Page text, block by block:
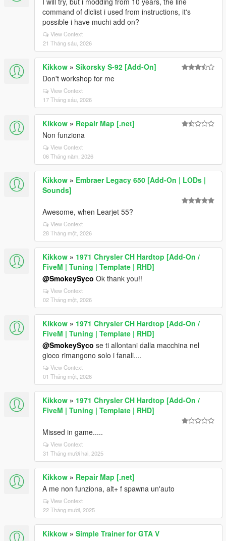
command of dlclist i used from instructions, it's
possible i have muchi add on?
View Context
21 Tháng sáu, 2026
Kikkow » Sikorsky S-92 [Add-On]
Don't workshop for me
View Context
17 Tháng sáu, 2026
Kikkow » Repair Map [.net]
Non funziona
View Context
06 Tháng năm, 2026
Kikkow » Embraer Legacy 650 [Add-On | LODs |
Sounds]
Awesome, when Learjet 55?
View Context
28 Tháng một, 2026
Kikkow » 1971 Chrysler CH Hardtop [Add-On /
FiveM | Tuning | Template | RHD]
@SmokeySyco Ok thank you!!
View Context
02 Tháng một, 2026
Kikkow » 1971 Chrysler CH Hardtop [Add-On /
FiveM | Tuning | Template | RHD]
@SmokeySyco se ti allontani dalla macchina nel
gioco rimangono solo i fanali....
View Context
01 Tháng một, 2026
Kikkow » 1971 Chrysler CH Hardtop [Add-On /
FiveM | Tuning | Template | RHD]
Missed in game.....
View Context
31 Tháng mười hai, 2025
Kikkow » Repair Map [.net]
A me non funziona, alt+ f spawna un'auto
View Context
22 Tháng mười, 2025
Kikkow » Simple Trainer for GTA V